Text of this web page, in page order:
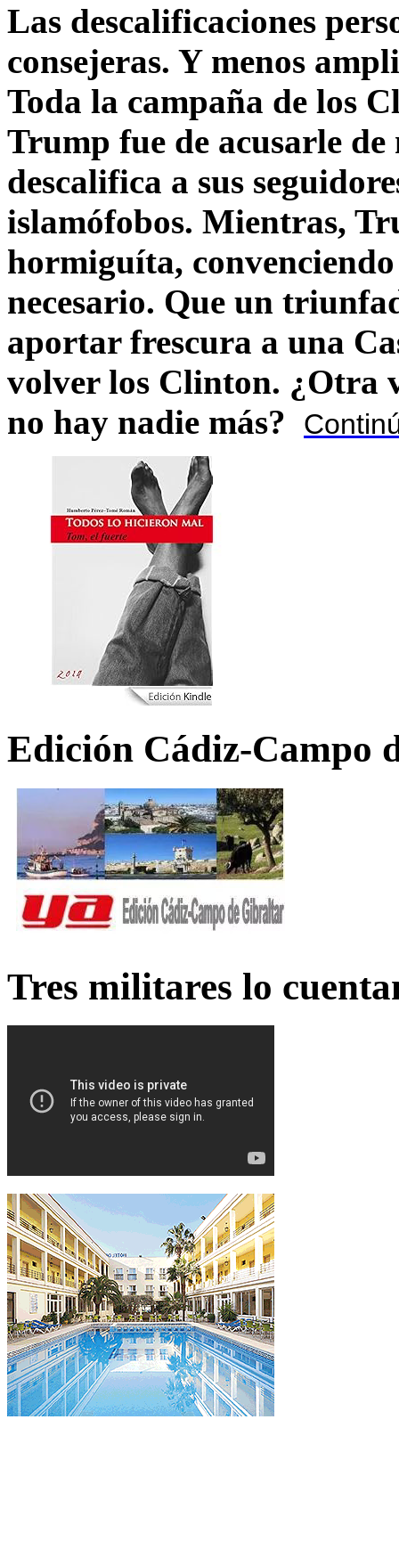
Las descalificaciones
consejeras. Y menos
Toda la campaña de los
Trump fue de acusarle
descalifica a sus
islamófobos. Mientras,
hormiguíta,
necesario. Que un
aportar frescura a una
volver los Clinton. ¿Otra
no hay nadie más?
Edición Cádiz-Campo
Tres militares lo